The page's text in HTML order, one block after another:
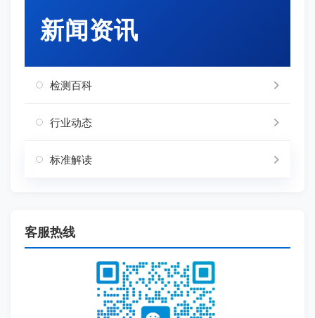
新闻资讯
检测百科
行业动态
标准解读
客服热线